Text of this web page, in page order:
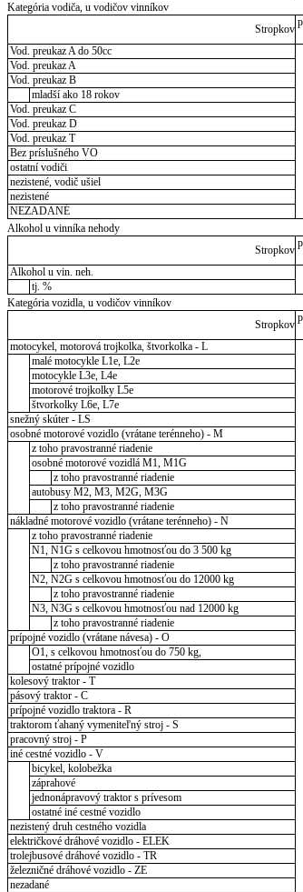
Kategória vodiča, u vodičov vinníkov
Stropkov
Vod. preukaz A do 50cc
Vod. preukaz A
Vod. preukaz B
mladší ako 18 rokov
Vod. preukaz C
Vod. preukaz D
Vod. preukaz T
Bez príslušného VO
ostatní vodiči
nezistené, vodič ušiel
nezistené
NEZADANÉ
Alkohol u vinníka nehody
Stropkov
Alkohol u vin. neh.
tj. %
Kategória vozidla, u vodičov vinníkov
Stropkov
motocykel, motorová trojkolka, štvorkolka - L
malé motocykle L1e, L2e
motocykle L3e, L4e
motorové trojkolky L5e
štvorkolky L6e, L7e
snežný skúter - LS
osobné motorové vozidlo (vrátane terénneho) - M
z toho pravostranné riadenie
osobné motorové vozidlá M1, M1G
z toho pravostranné riadenie
autobusy M2, M3, M2G, M3G
z toho pravostranné riadenie
nákladné motorové vozidlo (vrátane terénneho) - N
z toho pravostranné riadenie
N1, N1G s celkovou hmotnosťou do 3 500 kg
z toho pravostranné riadenie
N2, N2G s celkovou hmotnosťou do 12000 kg
z toho pravostranné riadenie
N3, N3G s celkovou hmotnosťou nad 12000 kg
z toho pravostranné riadenie
prípojné vozidlo (vrátane návesa) - O
O1, s celkovou hmotnosťou do 750 kg,
ostatné prípojné vozidlo
kolesový traktor - T
pásový traktor - C
prípojné vozidlo traktora - R
traktorom ťahaný vymeniteľný stroj - S
pracovný stroj - P
iné cestné vozidlo - V
bicykel, kolobežka
záprahové
jednonápravový traktor s prívesom
ostatné iné cestné vozidlo
nezistený druh cestného vozidla
električkové dráhové vozidlo - ELEK
trolejbusové dráhové vozidlo - TR
železničné dráhové vozidlo - ZE
nezadané